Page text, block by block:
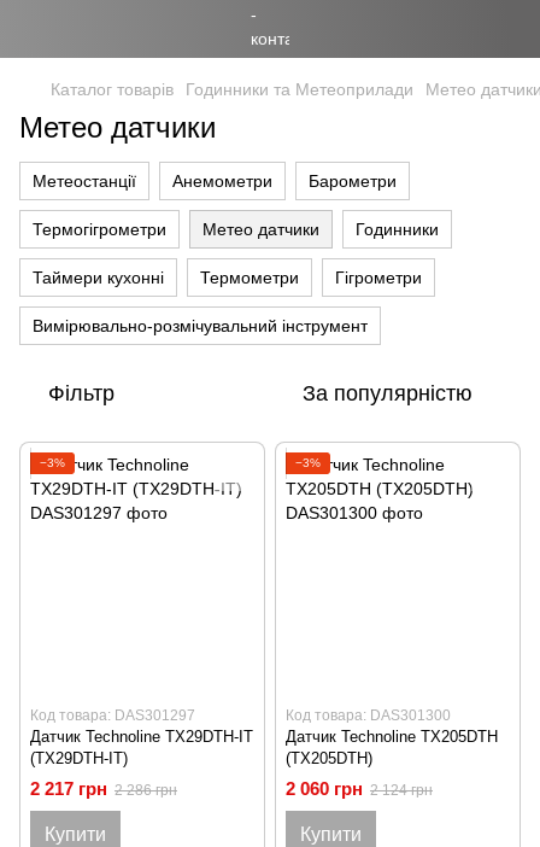
Каталог товарів Годинники та Метеоприлади Метео
Метео датчики
Метеостанції Анемометри Барометри
Термогігрометри Метео датчики Годинники
Таймери кухонні Термометри Гігрометри
Вимірювально-розмічувальний інструмент
Фільтр За популярністю
−3%
Код товара: DAS301297
Датчик Technoline TX29DTH-IT
(TX29DTH-IT)
2 217 грн 2 286 грн
Купити
−3%
Код товара: DAS301300
Датчик Technoline TX205DTH
(TX205DTH)
2 060 грн 2 124 грн
Купити